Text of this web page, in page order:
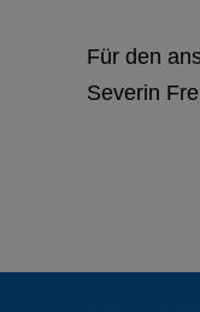
Für den
Severin